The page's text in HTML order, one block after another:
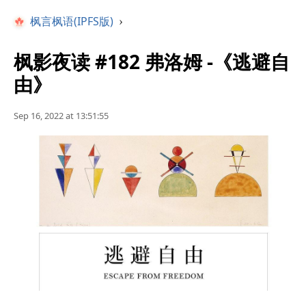
枫言枫语(IPFS版) ›
枫影夜读 #182 弗洛姆 -《逃避自
由》
Sep 16, 2022 at 13:51:55